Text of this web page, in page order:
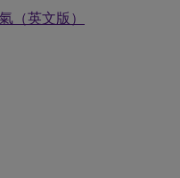
（英文版）